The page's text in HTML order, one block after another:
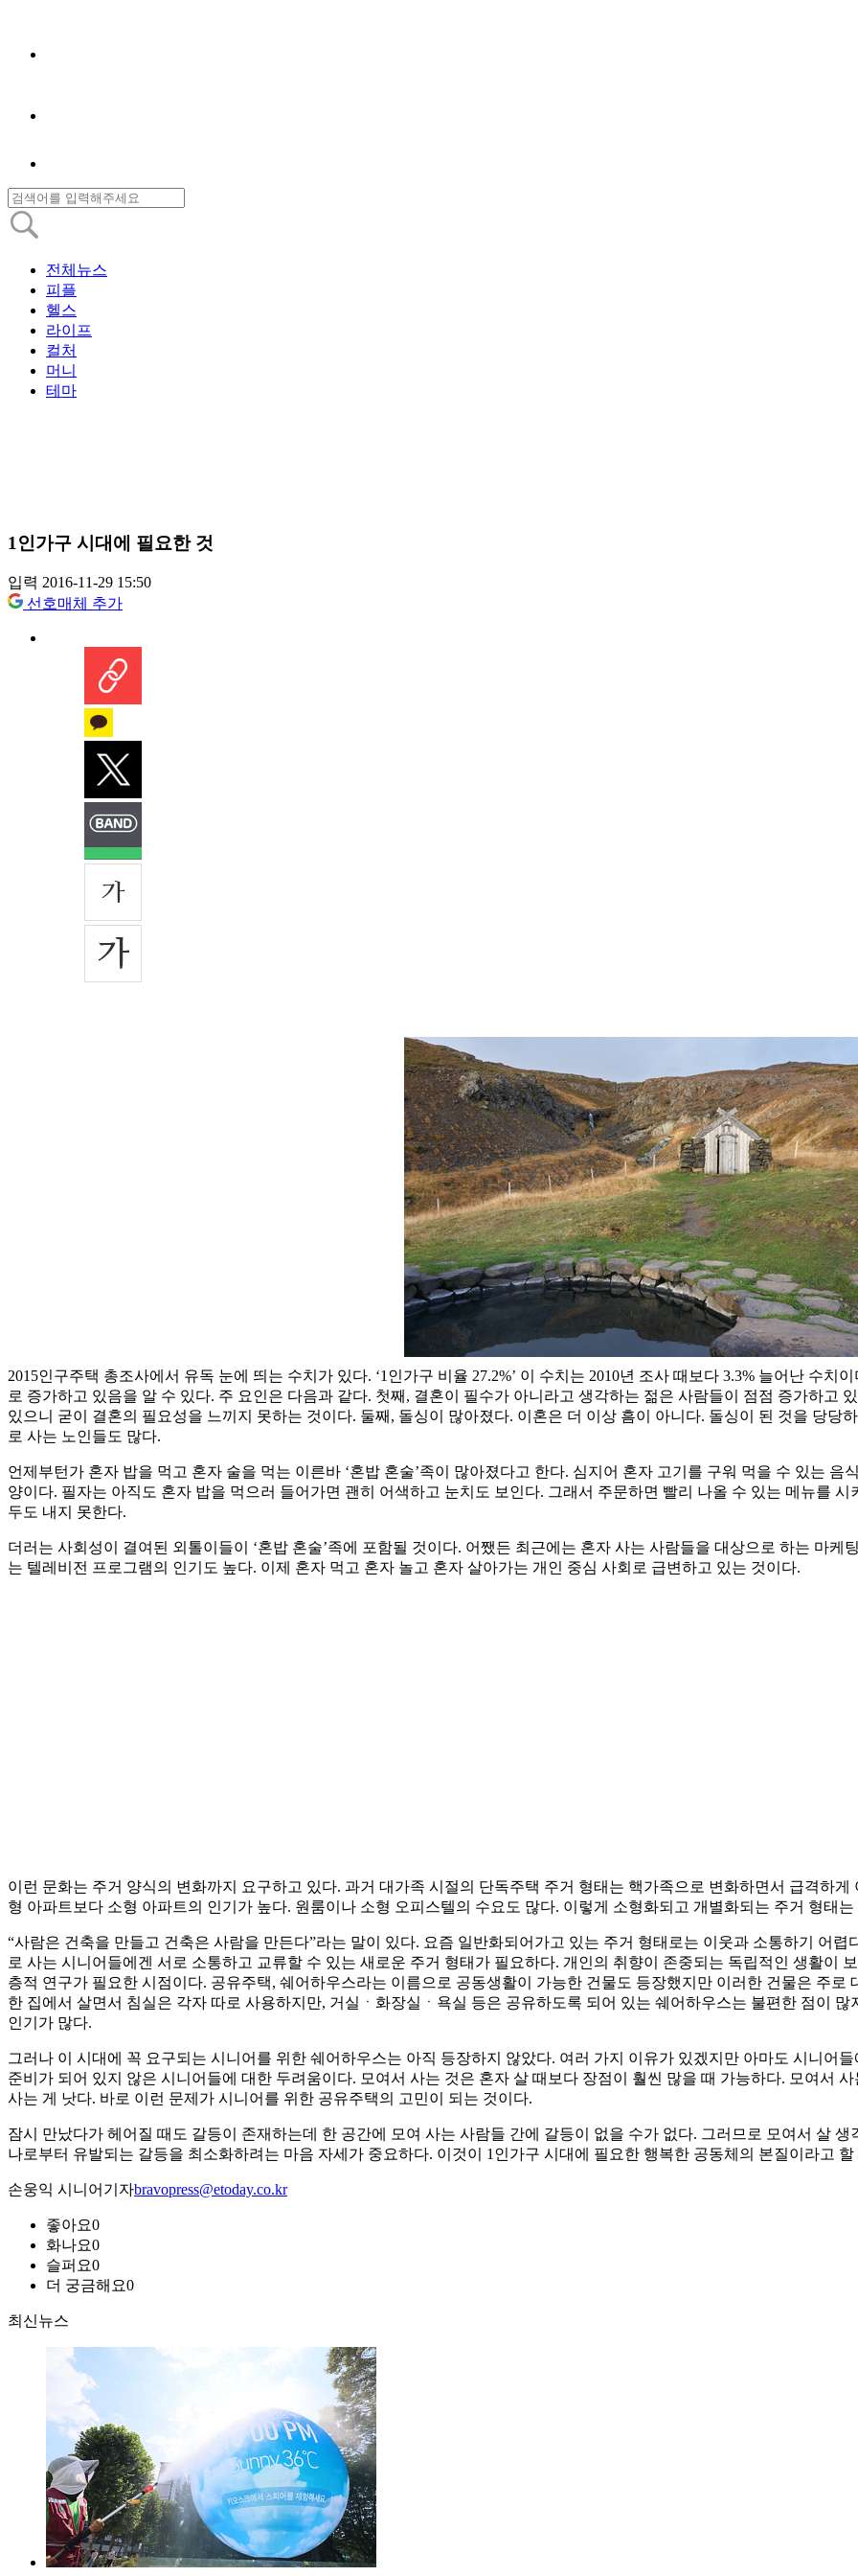
전체뉴스
피플
헬스
라이프
컬처
머니
테마
1인가구 시대에 필요한 것
입력 2016-11-29 15:50
선호매체 추가
2015인구주택 총조사에서 유독 눈에 띄는 수치가 있다. ‘1인가구 비율 27.2%’ 이 수치는 2010년 조사 때보다 3.3% 늘어난 수치
로 증가하고 있음을 알 수 있다. 주 요인은 다음과 같다. 첫째, 결혼이 필수가 아니라고 생각하는 젊은 사람들이 점점 증가하고
있으니 굳이 결혼의 필요성을 느끼지 못하는 것이다. 둘째, 돌싱이 많아졌다. 이혼은 더 이상 흠이 아니다. 돌싱이 된 것을 당당
로 사는 노인들도 많다.
언제부턴가 혼자 밥을 먹고 혼자 술을 먹는 이른바 ‘혼밥 혼술’족이 많아졌다고 한다. 심지어 혼자 고기를 구워 먹을 수 있는
양이다. 필자는 아직도 혼자 밥을 먹으러 들어가면 괜히 어색하고 눈치도 보인다. 그래서 주문하면 빨리 나올 수 있는 메뉴를
두도 내지 못한다.
더러는 사회성이 결여된 외톨이들이 ‘혼밥 혼술’족에 포함될 것이다. 어쨌든 최근에는 혼자 사는 사람들을 대상으로 하는 마
는 텔레비전 프로그램의 인기도 높다. 이제 혼자 먹고 혼자 놀고 혼자 살아가는 개인 중심 사회로 급변하고 있는 것이다.
이런 문화는 주거 양식의 변화까지 요구하고 있다. 과거 대가족 시절의 단독주택 주거 형태는 핵가족으로 변화하면서 급격하
형 아파트보다 소형 아파트의 인기가 높다. 원룸이나 소형 오피스텔의 수요도 많다. 이렇게 소형화되고 개별화되는 주거 형태
“사람은 건축을 만들고 건축은 사람을 만든다”라는 말이 있다. 요즘 일반화되어가고 있는 주거 형태로는 이웃과 소통하기 어
로 사는 시니어들에겐 서로 소통하고 교류할 수 있는 새로운 주거 형태가 필요하다. 개인의 취향이 존중되는 독립적인 생활이
층적 연구가 필요한 시점이다. 공유주택, 쉐어하우스라는 이름으로 공동생활이 가능한 건물도 등장했지만 이러한 건물은 주
한 집에서 살면서 침실은 각자 따로 사용하지만, 거실ㆍ화장실ㆍ욕실 등은 공유하도록 되어 있는 쉐어하우스는 불편한 점이
인기가 많다.
그러나 이 시대에 꼭 요구되는 시니어를 위한 쉐어하우스는 아직 등장하지 않았다. 여러 가지 이유가 있겠지만 아마도 시니어
준비가 되어 있지 않은 시니어들에 대한 두려움이다. 모여서 사는 것은 혼자 살 때보다 장점이 훨씬 많을 때 가능하다. 모여서
사는 게 낫다. 바로 이런 문제가 시니어를 위한 공유주택의 고민이 되는 것이다.
잠시 만났다가 헤어질 때도 갈등이 존재하는데 한 공간에 모여 사는 사람들 간에 갈등이 없을 수가 없다. 그러므로 모여서 살
나로부터 유발되는 갈등을 최소화하려는 마음 자세가 중요하다. 이것이 1인가구 시대에 필요한 행복한 공동체의 본질이라고 할
손웅익 시니어기자bravopress@etoday.co.kr
좋아요0
화나요0
슬퍼요0
더 궁금해요0
최신뉴스